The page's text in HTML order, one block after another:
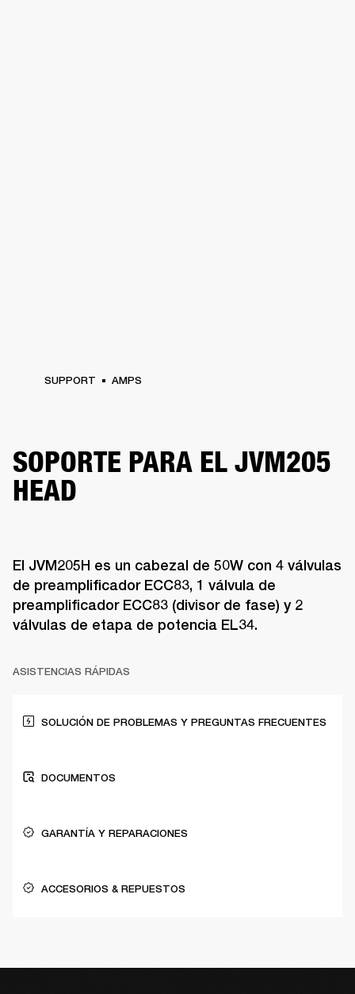
SUPPORT AMPS
SOPORTE PARA EL JVM205
HEAD
El JVM205H es un cabezal de 50W con 4 válvulas
de preamplificador ECC83, 1 válvula de
preamplificador ECC83 (divisor de fase) y 2
válvulas de etapa de potencia EL34.
ASISTENCIAS RÁPIDAS
SOLUCIÓN DE PROBLEMAS Y PREGUNTAS FRECUENTES
DOCUMENTOS
GARANTÍA Y REPARACIONES
ACCESORIOS & REPUESTOS